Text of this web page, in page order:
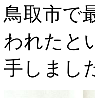
鳥取市で
われたと
手しまし